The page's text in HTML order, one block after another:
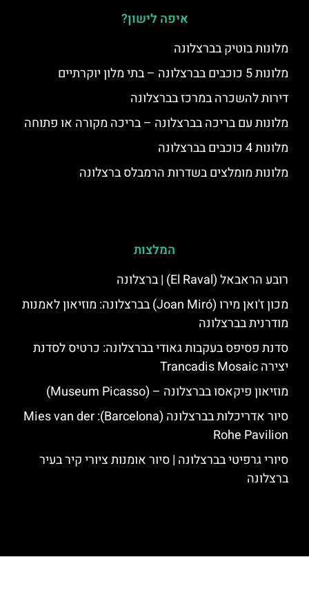
איפה לישון?
מלונות בוטיק בברצלונה
מלונות 5 כוכבים בברצלונה – בתי מלון יוקרתיים
דירות להשכרה במרכז בברצלונה
מלונות עם בריכה בברצלונה – בריכה מקורה או פתוחה
מלונות 4 כוכבים בברצלונה
מלונות מומלצים בשדרות הרמבלס ברצלונה
המלצות
רובע הראבאל (El Raval) | ברצלונה
מכון ז'ואן מירו (Joan Miró) בברצלונה: מוזיאון לאמנות
מודרנית בברצלונה
סדנת פסיפס בעקבות גאודי בברצלונה: כרטיס לסדנת
יצירה Trancadis Mosaic
מוזיאון פיקאסו בברצלונה – (Museum Picasso)
סיור אדריכלות בברצלונה (Barcelona): Mies van der
Rohe Pavilion
סיורי גרפיטי בברצלונה | סיור אומנות ציורי קיר בעיר
ברצלונה